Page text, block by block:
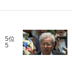
5位
5